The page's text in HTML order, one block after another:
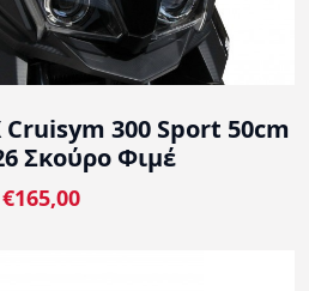
300 Sport 50cm
Σκούρο Φιμέ
€165,00